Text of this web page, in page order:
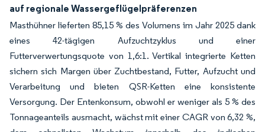
auf regionale Wassergeflügelpräferenzen
Masthühner lieferten 85,15 % des Volumens im Jahr 2025 dank
eines 42-tägigen Aufzuchtzyklus und einer
Futterverwertungsquote von 1,6:1. Vertikal integrierte Ketten
sichern sich Margen über Zuchtbestand, Futter, Aufzucht und
Verarbeitung und bieten QSR-Ketten eine konsistente
Versorgung. Der Entenkonsum, obwohl er weniger als 5 % des
Tonnageanteils ausmacht, wächst mit einer CAGR von 6,32 %,